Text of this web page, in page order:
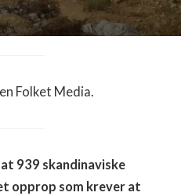
Folket Media.
939 skandinaviske
opprop som krever at